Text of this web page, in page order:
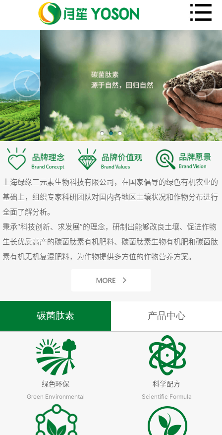
上海绿缘三元素生物科技有限公司，在国家倡导的绿色有机农业的
基础上，组织专家科研团队对国内各地区土壤状况和作物分布进行
全面了解分析。
秉承“科技创新、求发展”的理念，研制出能够改良土壤、促进作物
生长优质高产的碳菌肽素有机肥料、碳菌肽素生物有机肥和碳菌肽
素有机无机复混肥料，为作物提供多方位的作物营养方案。
碳菌肽素 产品中心
绿色环保
Green Environmental
科学配方
Scientific Formula